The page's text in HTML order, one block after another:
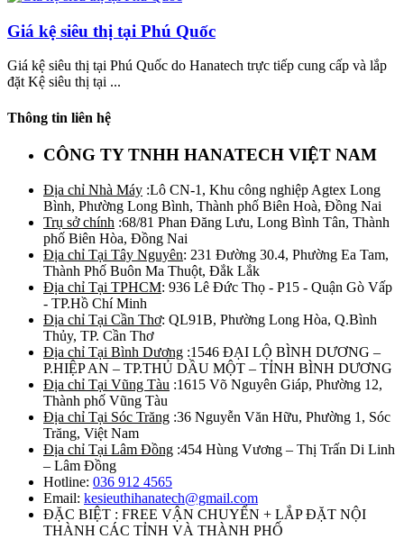
Giá kệ siêu thị tại Phú Quốc
Giá kệ siêu thị tại Phú Quốc do Hanatech trực tiếp cung cấp và lắp
đặt Kệ siêu thị tại ...
Thông tin liên hệ
CÔNG TY TNHH HANATECH VIỆT NAM
Địa chỉ Nhà Máy :Lô CN-1, Khu công nghiệp Agtex Long
Bình, Phường Long Bình, Thành phố Biên Hoà, Đồng Nai
Trụ sở chính :68/81 Phan Đăng Lưu, Long Bình Tân, Thành
phố Biên Hòa, Đồng Nai
Địa chỉ Tại Tây Nguyên: 231 Đường 30.4, Phường Ea Tam,
Thành Phố Buôn Ma Thuột, Đắk Lắk
Địa chỉ Tại TPHCM: 936 Lê Đức Thọ - P15 - Quận Gò Vấp
- TP.Hồ Chí Minh
Địa chỉ Tại Cần Thơ: QL91B, Phường Long Hòa, Q.Bình
Thủy, TP. Cần Thơ
Địa chỉ Tại Bình Dương :1546 ĐẠI LỘ BÌNH DƯƠNG –
P.HIỆP AN – TP.THỦ DẦU MỘT – TỈNH BÌNH DƯƠNG
Địa chỉ Tại Vũng Tàu :1615 Võ Nguyên Giáp, Phường 12,
Thành phố Vũng Tàu
Địa chỉ Tại Sóc Trăng :36 Nguyễn Văn Hữu, Phường 1, Sóc
Trăng, Việt Nam
Địa chỉ Tại Lâm Đồng :454 Hùng Vương – Thị Trấn Di Linh
– Lâm Đồng
Hotline: 036 912 4565
Email: kesieuthihanatech@gmail.com
ĐẶC BIỆT : FREE VẬN CHUYỂN + LẮP ĐẶT NỘI
THÀNH CÁC TỈNH VÀ THÀNH PHỐ